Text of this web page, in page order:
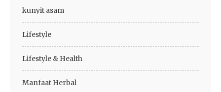
kunyit asam
Lifestyle
Lifestyle & Health
Manfaat Herbal